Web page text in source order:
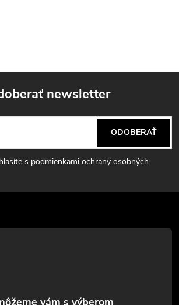
newsletter
s podmienkami ochrany osobných
ODOBERAŤ